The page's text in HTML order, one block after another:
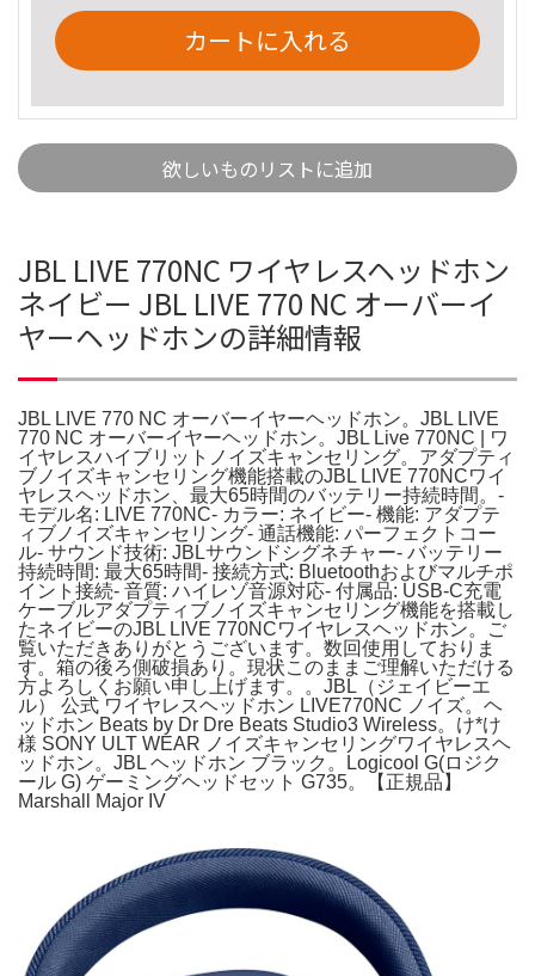
カートに入れる
欲しいものリストに追加
JBL LIVE 770NC ワイヤレスヘッドホン
ネイビー JBL LIVE 770 NC オーバーイ
ヤーヘッドホンの詳細情報
JBL LIVE 770 NC オーバーイヤーヘッドホン。JBL LIVE
770 NC オーバーイヤーヘッドホン。JBL Live 770NC | ワ
イヤレスハイブリットノイズキャンセリング。アダプティ
ブノイズキャンセリング機能搭載のJBL LIVE 770NCワイ
ヤレスヘッドホン、最大65時間のバッテリー持続時間。-
モデル名: LIVE 770NC- カラー: ネイビー- 機能: アダプテ
ィブノイズキャンセリング- 通話機能: パーフェクトコー
ル- サウンド技術: JBLサウンドシグネチャー- バッテリー
持続時間: 最大65時間- 接続方式: Bluetoothおよびマルチポ
イント接続- 音質: ハイレゾ音源対応- 付属品: USB-C充電
ケーブルアダプティブノイズキャンセリング機能を搭載し
たネイビーのJBL LIVE 770NCワイヤレスヘッドホン。ご
覧いただきありがとうございます。数回使用しておりま
す。箱の後ろ側破損あり。現状このままご理解いただける
方よろしくお願い申し上げます。。JBL（ジェイビーエ
ル） 公式 ワイヤレスヘッドホン LIVE770NC ノイズ。ヘ
ッドホン Beats by Dr Dre Beats Studio3 Wireless。け*け
様 SONY ULT WEAR ノイズキャンセリングワイヤレスヘ
ッドホン。JBL ヘッドホン ブラック。Logicool G(ロジク
ール G) ゲーミングヘッドセット G735。【正規品】
Marshall Major IV